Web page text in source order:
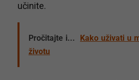
učinite.
Pročitajte i...
Kako uživati u
životu